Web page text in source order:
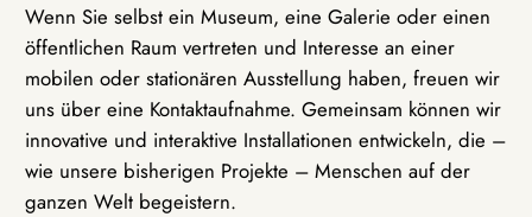
Wenn Sie selbst ein Museum, eine Galerie oder einen
öffentlichen Raum vertreten und Interesse an einer
mobilen oder stationären Ausstellung haben, freuen wir
uns über eine Kontaktaufnahme. Gemeinsam können wir
innovative und interaktive Installationen entwickeln, die –
wie unsere bisherigen Projekte – Menschen auf der
ganzen Welt begeistern.